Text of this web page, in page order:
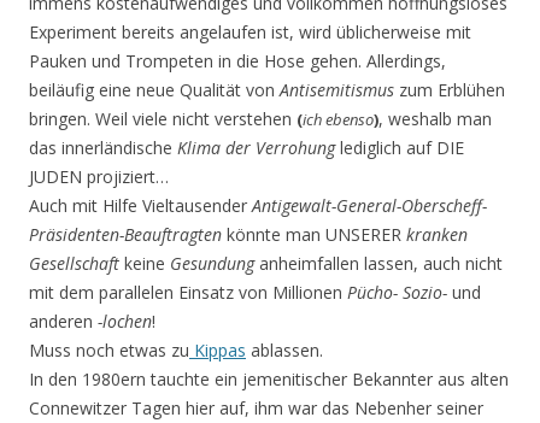
Experiment bereits angelaufen ist, wird üblicherweise mit
Pauken und Trompeten in die Hose gehen. Allerdings,
beiläufig eine neue Qualität von Antisemitismus zum Erblühen
bringen. Weil viele nicht verstehen (ich ebenso), weshalb man
das innerländische Klima der Verrohunglediglich auf DIE
JUDEN projiziert…
Auch mit Hilfe Vieltausender Antigewalt-General-Oberscheff-
Präsidenten-Beauftragten könnte man UNSERER kranken
Gesellschaft keine Gesundunganheimfallen lassen, auch nicht
mit dem parallelen Einsatz von Millionen Pücho- Sozio- und
anderen -lochen!
Muss noch etwas zu Kippas ablassen.
In den 1980ern tauchte ein jemenitischer Bekannter aus alten
Connewitzer Tagen hier auf, ihm war das Nebenher seiner